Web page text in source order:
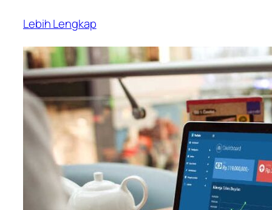
Lebih Lengkap